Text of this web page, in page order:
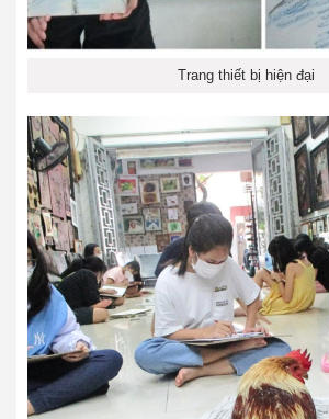
Trang thiết bị hiện đại